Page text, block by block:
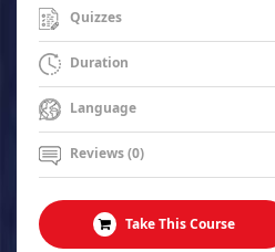
Quizzes
Duration
Language
Reviews (0)
Take This Course